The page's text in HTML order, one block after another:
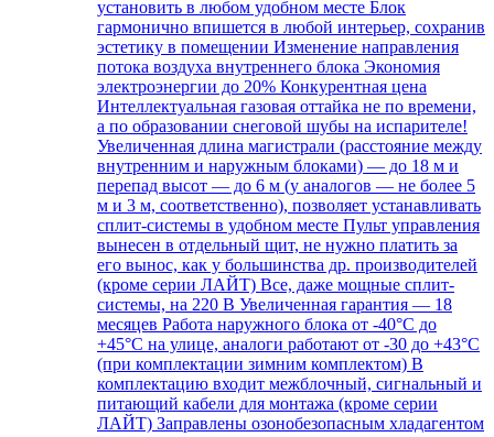
установить в любом удобном месте Блок
гармонично впишется в любой интерьер, сохранив
эстетику в помещении Изменение направления
потока воздуха внутреннего блока Экономия
электроэнергии до 20% Конкурентная цена
Интеллектуальная газовая оттайка не по времени,
а по образовании снеговой шубы на испарителе!
Увеличенная длина магистрали (расстояние между
внутренним и наружным блоками) — до 18 м и
перепад высот — до 6 м (у аналогов — не более 5
м и 3 м, соответственно), позволяет устанавливать
сплит-системы в удобном месте Пульт управления
вынесен в отдельный щит, не нужно платить за
его вынос, как у большинства др. производителей
(кроме серии ЛАЙТ) Все, даже мощные сплит-
системы, на 220 В Увеличенная гарантия — 18
месяцев Работа наружного блока от -40°С до
+45°С на улице, аналоги работают от -30 до +43°С
(при комплектации зимним комплектом) В
комплектацию входит межблочный, сигнальный и
питающий кабели для монтажа (кроме серии
ЛАЙТ) Заправлены озонобезопасным хладагентом